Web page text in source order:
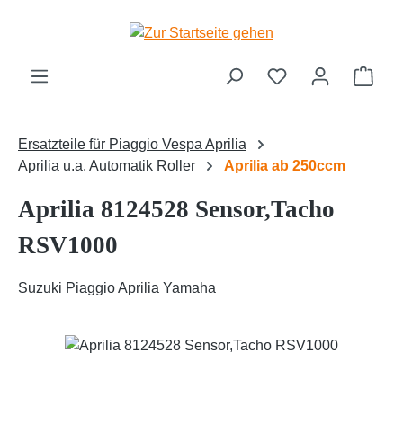
Zum Hauptinhalt springen
Ersatzteile für Piaggio Vespa Aprilia
Aprilia u.a. Automatik Roller
Aprilia ab 250ccm
Aprilia 8124528 Sensor,Tacho
RSV1000
Suzuki Piaggio Aprilia Yamaha
Bildergalerie überspringen